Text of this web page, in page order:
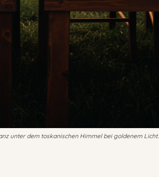
unter dem toskanischen Himmel bei goldenem Licht.